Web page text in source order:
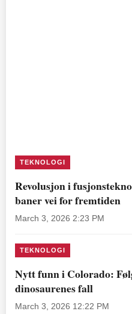
TEKNOLOGI
Revolusjon i
baner vei for fremtiden
March 3, 2026 2:23 PM
TEKNOLOGI
Nytt funn i Colorado:
dinosaurenes fall
March 3, 2026 12:22 PM